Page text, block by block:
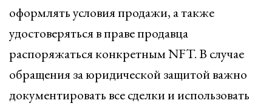
оформлять условия продажи, а также
удостоверяться в праве продавца
распоряжаться конкретным NFT. В случае
обращения за юридической защитой важно
документировать все сделки и использовать